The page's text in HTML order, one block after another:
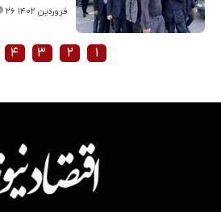
۲۶ فروردین ۱۴۰۲
۱ ۲ ۳ ۴